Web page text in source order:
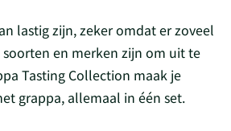
lastig zijn, zeker omdat er zoveel
en merken zijn om uit te
Tasting Collection maak je
grappa, allemaal in één set.